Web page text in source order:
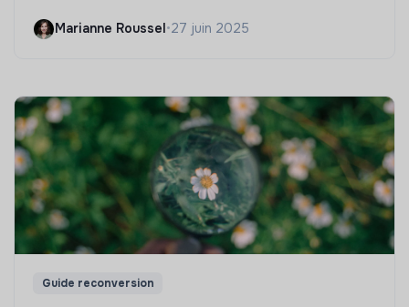
Marianne Roussel•27 juin 2025
Guide reconversion